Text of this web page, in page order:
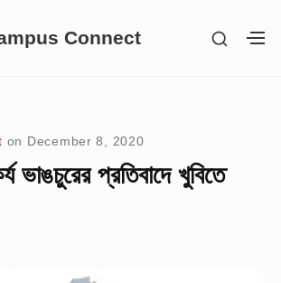
Connect
SHOW
on December 8, 2020
ভাঙচুরের প্রতিবাদে খুবিতে